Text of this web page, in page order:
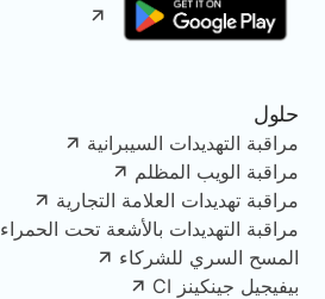
حلول
مراقبة التهديدات السيبرانية
مراقبة الويب المظلم
مراقبة تهديدات العلامة التجارية
مراقبة التهديدات بالأشعة تحت الحمراء
المسح السري للشركاء
بيفيجيل جينكينز CI